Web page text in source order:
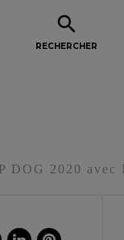

RECHERCHER
DOG 2020 avec